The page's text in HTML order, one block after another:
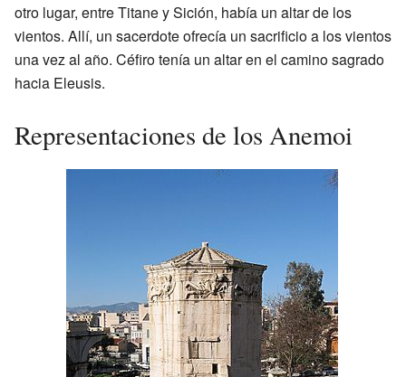
otro lugar, entre Titane y Sición, había un altar de los
vientos. Allí, un sacerdote ofrecía un sacrificio a los vientos
una vez al año. Céfiro tenía un altar en el camino sagrado
hacia Eleusis.
Representaciones de los Anemoi